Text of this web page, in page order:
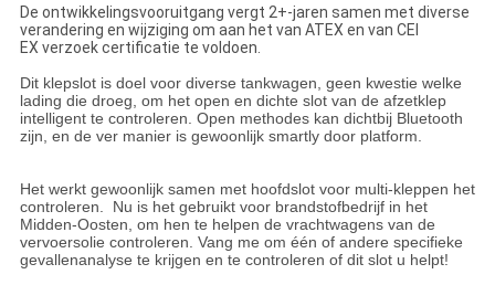
De ontwikkelingsvooruitgang vergt 2+-jaren samen met diverse
verandering en wijziging om aan het van ATEX en van CEI
EX verzoek certificatie te voldoen.
Dit klepslot is doel voor diverse tankwagen, geen kwestie welke
lading die droeg, om het open en dichte slot van de afzetklep
intelligent te controleren. Open methodes kan dichtbij Bluetooth
zijn, en de ver manier is gewoonlijk smartly door platform.
Het werkt gewoonlijk samen met hoofdslot voor multi-kleppen het
controleren. Nu is het gebruikt voor brandstofbedrijf in het
Midden-Oosten, om hen te helpen de vrachtwagens van de
vervoersolie controleren. Vang me om één of andere specifieke
gevallenanalyse te krijgen en te controleren of dit slot u helpt!